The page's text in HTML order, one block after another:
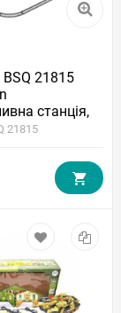
BSQ 21815
станція,
довжина
21815